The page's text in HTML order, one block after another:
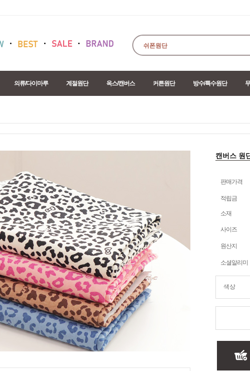
의류/다이마루 계절원단 옥스/캔버스 커튼원단 방수/특수원단
캔버스 원
판매가격
적립금
소재
사이즈
원산지
소셜알리미
색상